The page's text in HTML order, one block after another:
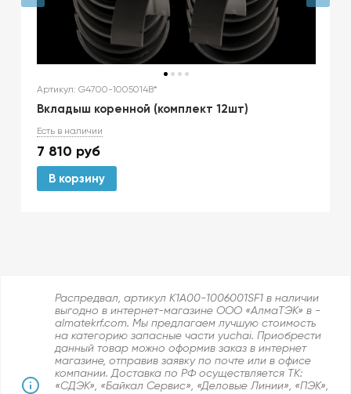
Артикул: G4700-1005014B*
Вкладыш коренной (комплект 12шт)
Есть в наличии
7 810 руб
В корзину
Распредвал, артикул K1А00-1006001SF1 в наличии
выгодно в интернет-магазине ООО «АлмаТЭК» в -
almatekrf.com. Мы предлагаем лучшую стоимость
на категорию запасные части yuchai. Приобрести
данный товар можно оформив заказ в интернет
магазине, отправив заявку по почте или в офисе
компании. Доставка по РФ осуществляется ТК:
«СДЭК», «Байкал Сервис», «Деловые Линии», «ПЭК»,